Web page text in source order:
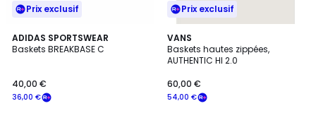
Prix exclusif
ADIDAS SPORTSWEAR
Baskets BREAKBASE C
36,00 €
40,00 €
4,9
/ 5
2
Couleurs
Prix exclusif
VANS
Baskets hautes zippées,
AUTHENTIC HI 2.0
54,00 €
60,00 €